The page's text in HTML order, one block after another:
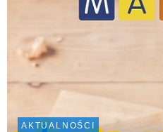
AKTUALNOŚCI